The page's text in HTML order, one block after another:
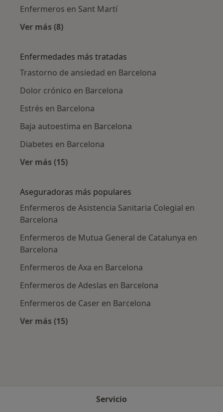
Enfermeros en Sant Martí
Ver más (8)
Enfermedades más tratadas
Trastorno de ansiedad en Barcelona
Dolor crónico en Barcelona
Estrés en Barcelona
Baja autoestima en Barcelona
Diabetes en Barcelona
Ver más (15)
Aseguradoras más populares
Enfermeros de Asistencia Sanitaria Colegial en
Barcelona
Enfermeros de Mutua General de Catalunya en
Barcelona
Enfermeros de Axa en Barcelona
Enfermeros de Adeslas en Barcelona
Enfermeros de Caser en Barcelona
Ver más (15)
Servicio